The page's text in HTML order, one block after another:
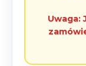
Uwaga: